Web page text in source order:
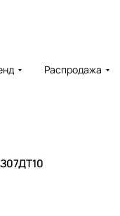
Распродажа